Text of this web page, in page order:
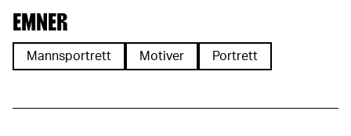
EMNER
Mannsportrett Motiver Portrett